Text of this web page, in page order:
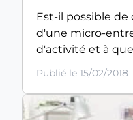
Est-il possible
d'une micro-
d'activité et à
Publié le 15/02/2018